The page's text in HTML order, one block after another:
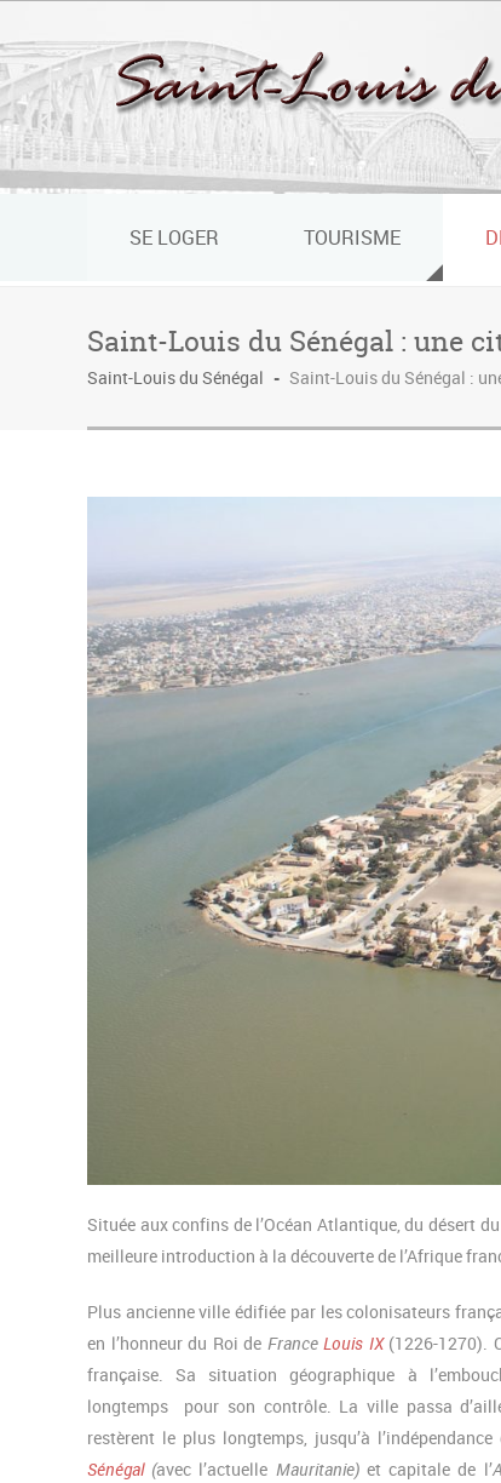
SE LOGER TOURISME
Saint-Louis du Sénégal : une
Saint-Louis du Sénégal - Saint-Louis du Sénégal :
Située aux confins de l’Océan Atlantique, du désert
meilleure introduction à la découverte de l’Afrique
Plus ancienne ville édifiée par les colonisateurs
en l’honneur du Roi de France Louis IX(1226-1270).
française. Sa situation géographique à
longtemps pour son contrôle. La ville passa
restèrent le plus longtemps, jusqu’à l’indépendance
Sénégal(avec l’actuelle Mauritanie) et capitale de l’